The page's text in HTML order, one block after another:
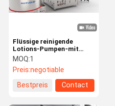
Flüssige reinigende
Lotions-Pumpen-mit
einer Kappe bedeckende
Maschine automatisch
für HAUSTIER Glas-
MOQ:1
Preis:negotiable
Bestpreis
Contact